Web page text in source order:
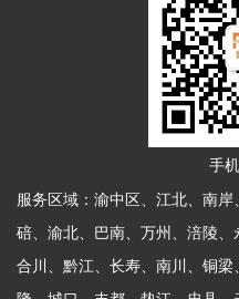
手
服务区域：渝中区、江北、南
碚、渝北、巴南、万州、涪陵、
合川、黔江、长寿、南川、铜